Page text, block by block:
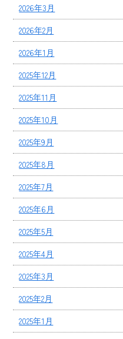
2026年3月
2026年2月
2026年1月
2025年12月
2025年11月
2025年10月
2025年9月
2025年8月
2025年7月
2025年6月
2025年5月
2025年4月
2025年3月
2025年2月
2025年1月